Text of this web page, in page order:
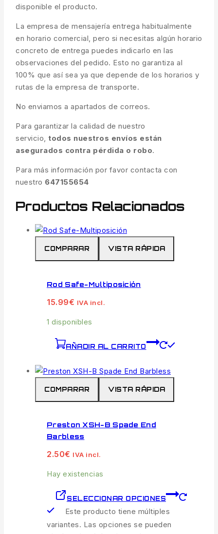
disponible el producto.
La empresa de mensajería entrega habitualmente
en horario comercial, pero si necesitas algún horario
concreto de entrega puedes indicarlo en las
observaciones del pedido. Esto no garantiza al
100% que así sea ya que depende de los horarios y
rutas de la empresa de transporte.
No enviamos a apartados de correos.
Para garantizar la calidad de nuestro
servicio, todos nuestros envíos están
asegurados contra pérdida o robo.
Para más información por favor contacta con
nuestro 647155654
Productos Relacionados
COMPARAR VISTA RÁPIDA
Rod Safe-Multiposición
15.99€ IVA incl.
1 disponibles
AÑADIR AL CARRITO
COMPARAR VISTA RÁPIDA
Preston XSH-B Spade End
Barbless
2.50€ IVA incl.
Hay existencias
SELECCIONAR OPCIONES
Este producto tiene múltiples
variantes. Las opciones se pueden